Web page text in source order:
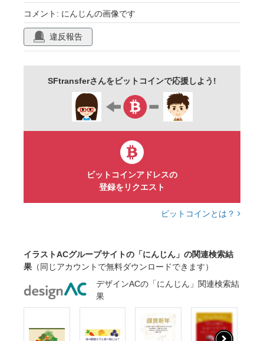
ジュース ai生成ツール使用素材
コメント: にんじんの画像です
違反報告
SFtransferさんをビットコインで応援しよう!
ビットコインアドレスの
登録をリクエスト
ビットコインとは？
イラストACグループサイトの「にんじん」の関連検索結
果 （同じアカウントで無料ダウンロードできます）
デザインACの「にんじん」関連検索結
果